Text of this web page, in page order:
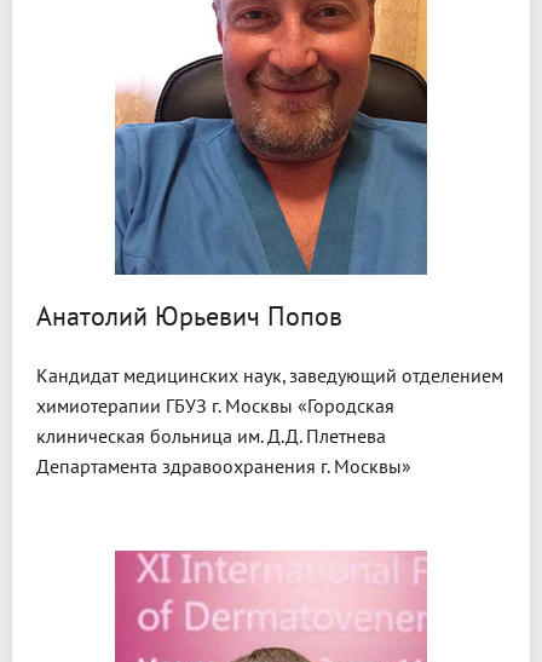
Анатолий Юрьевич Попов
Кандидат медицинских наук, заведующий отделением
химиотерапии ГБУЗ г. Москвы «Городская
клиническая больница им. Д.Д. Плетнева
Департамента здравоохранения г. Москвы»